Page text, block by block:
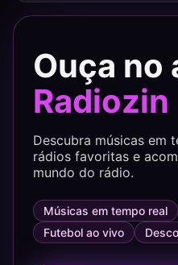
Ouça no
Radiozin
Descubra músicas em
rádios favoritas e
mundo do rádio.
Músicas em tempo real
Futebol ao vivo